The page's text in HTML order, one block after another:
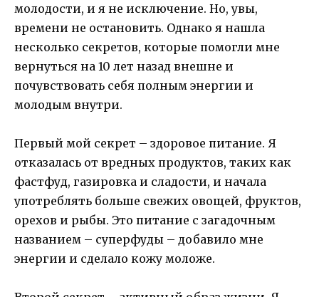
молодости, и я не исключение. Но, увы,
времени не остановить. Однако я нашла
несколько секретов, которые помогли мне
вернуться на 10 лет назад внешне и
почувствовать себя полным энергии и
молодым внутри.
Первый мой секрет – здоровое питание. Я
отказалась от вредных продуктов, таких как
фастфуд, газировка и сладости, и начала
употреблять больше свежих овощей, фруктов,
орехов и рыбы. Это питание с загадочным
названием – суперфуды – добавило мне
энергии и сделало кожу моложе.